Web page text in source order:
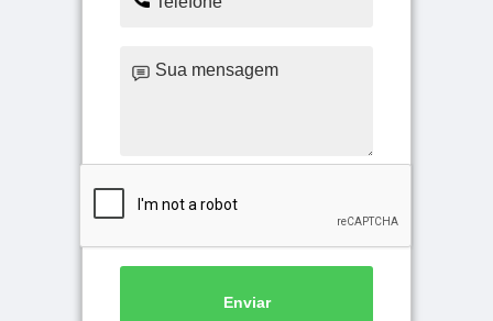
Enviar